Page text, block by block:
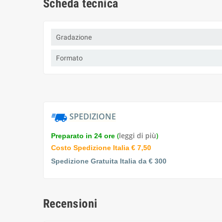
Scheda tecnica
Gradazione
Formato
SPEDIZIONE
Preparato in 24 ore (leggi di più)
Costo Spedizione Italia € 7,50
Spedizione Gratuita Italia da € 300
Recensioni